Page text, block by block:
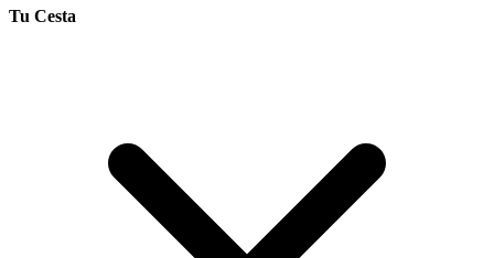
Tu Cesta